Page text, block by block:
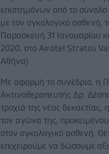
επιστημόνων από το σύνολο
με τον ογκολογικό ασθενή,
Παρασκευή 31 Ιανουαρίου
2020, στο Airotel Stratos
Αθήνα).
Με αφορμή το συνέδριο, η
Ακτινοθεραπευτής Δρ.
τροχιά της νέας δεκαετίας,
τον αγώνα της,
στον ογκολογικό ασθενή.
επιχειρούμε να δώσουμε